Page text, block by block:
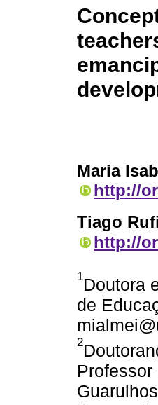
Maria
http://
Tiago
http://
1Doutora
de
2